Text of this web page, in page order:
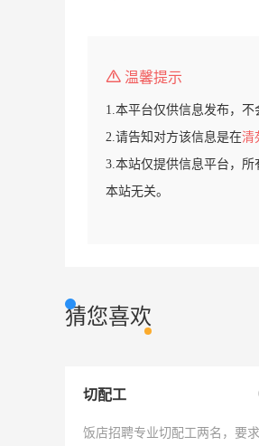
温馨提示
1.本平台仅供信息发布，不
2.请告知对方该信息是在清
3.本站仅提供信息平台，
本站无关。
猜您喜欢
切配工
饭店招聘专业切配工两名，要